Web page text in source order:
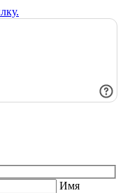
Имя